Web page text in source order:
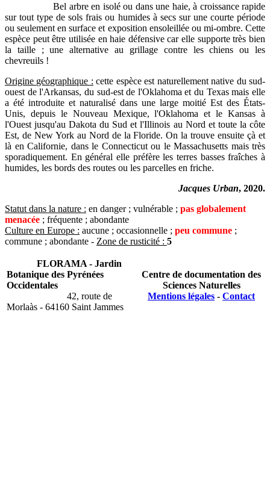
Bel arbre en isolé ou dans une haie, à croissance rapide
sur tout type de sols frais ou humides à secs sur une courte période
ou seulement en surface et exposition ensoleillée ou mi-ombre. Cette
espèce peut être utilisée en haie défensive car elle supporte très bien
la taille ; une alternative au grillage contre les chiens ou les
chevreuils !
Origine géographique : cette espèce est naturellement native du sud-
ouest de l'Arkansas, du sud-est de l'Oklahoma et du Texas mais elle
a été introduite et naturalisé dans une large moitié Est des États-
Unis, depuis le Nouveau Mexique, l'Oklahoma et le Kansas à
l'Ouest jusqu'au Dakota du Sud et l'Illinois au Nord et toute la côte
Est, de New York au Nord de la Floride. On la trouve ensuite çà et
là en Californie, dans le Connecticut ou le Massachusetts mais très
sporadiquement. En général elle préfère les terres basses fraîches à
humides, les bords des routes ou les parcelles en friche.
Jacques Urban, 2020.
Statut dans la nature : en danger ; vulnérable ; pas globalement
menacée ; fréquente ; abondante
Culture en Europe : aucune ; occasionnelle ; peu commune ;
commune ; abondante - Zone de rusticité : 5
FLORAMA - Jardin
Botanique des Pyrénées
Occidentales
42, route de
Morlaàs - 64160 Saint Jammes
Centre de documentation des
Sciences Naturelles
Mentions légales - Contact